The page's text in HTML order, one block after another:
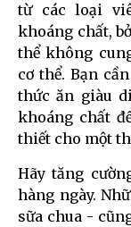
từ các loại
khoáng chất,
thể không
cơ thể. Bạn
thức ăn giàu
khoáng chất
thiết cho một
Hãy tăng
hàng ngày.
sữa chua -